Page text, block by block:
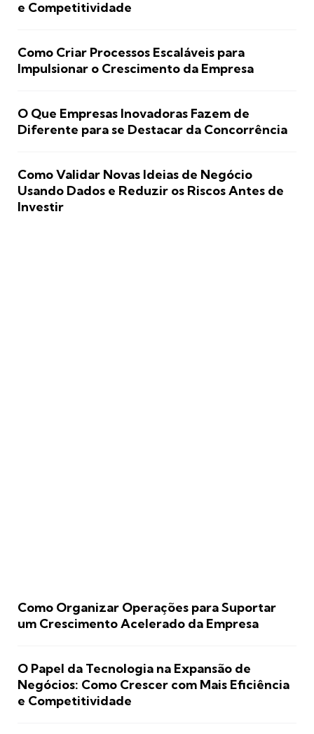
e Competitividade
Como Criar Processos Escaláveis para
Impulsionar o Crescimento da Empresa
O Que Empresas Inovadoras Fazem de
Diferente para se Destacar da Concorrência
Como Validar Novas Ideias de Negócio
Usando Dados e Reduzir os Riscos Antes de
Investir
Como Organizar Operações para Suportar
um Crescimento Acelerado da Empresa
O Papel da Tecnologia na Expansão de
Negócios: Como Crescer com Mais Eficiência
e Competitividade